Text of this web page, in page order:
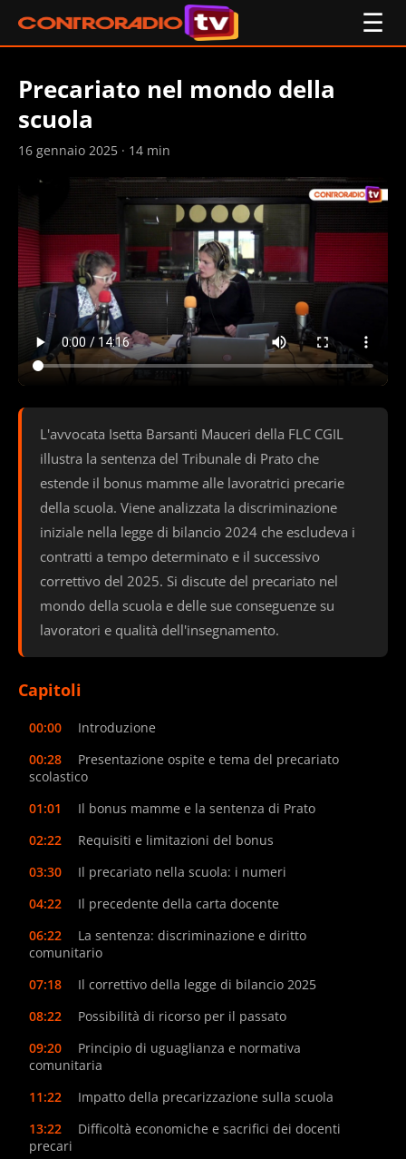
☰
Precariato nel mondo della
scuola
16 gennaio 2025 · 14 min
L'avvocata Isetta Barsanti Mauceri della FLC CGIL
illustra la sentenza del Tribunale di Prato che
estende il bonus mamme alle lavoratrici precarie
della scuola. Viene analizzata la discriminazione
iniziale nella legge di bilancio 2024 che escludeva i
contratti a tempo determinato e il successivo
correttivo del 2025. Si discute del precariato nel
mondo della scuola e delle sue conseguenze su
lavoratori e qualità dell'insegnamento.
Capitoli
00:00
Introduzione
00:28
Presentazione ospite e tema del precariato
scolastico
01:01
Il bonus mamme e la sentenza di Prato
02:22
Requisiti e limitazioni del bonus
03:30
Il precariato nella scuola: i numeri
04:22
Il precedente della carta docente
06:22
La sentenza: discriminazione e diritto
comunitario
07:18
Il correttivo della legge di bilancio 2025
08:22
Possibilità di ricorso per il passato
09:20
Principio di uguaglianza e normativa
comunitaria
11:22
Impatto della precarizzazione sulla scuola
13:22
Difficoltà economiche e sacrifici dei docenti
precari